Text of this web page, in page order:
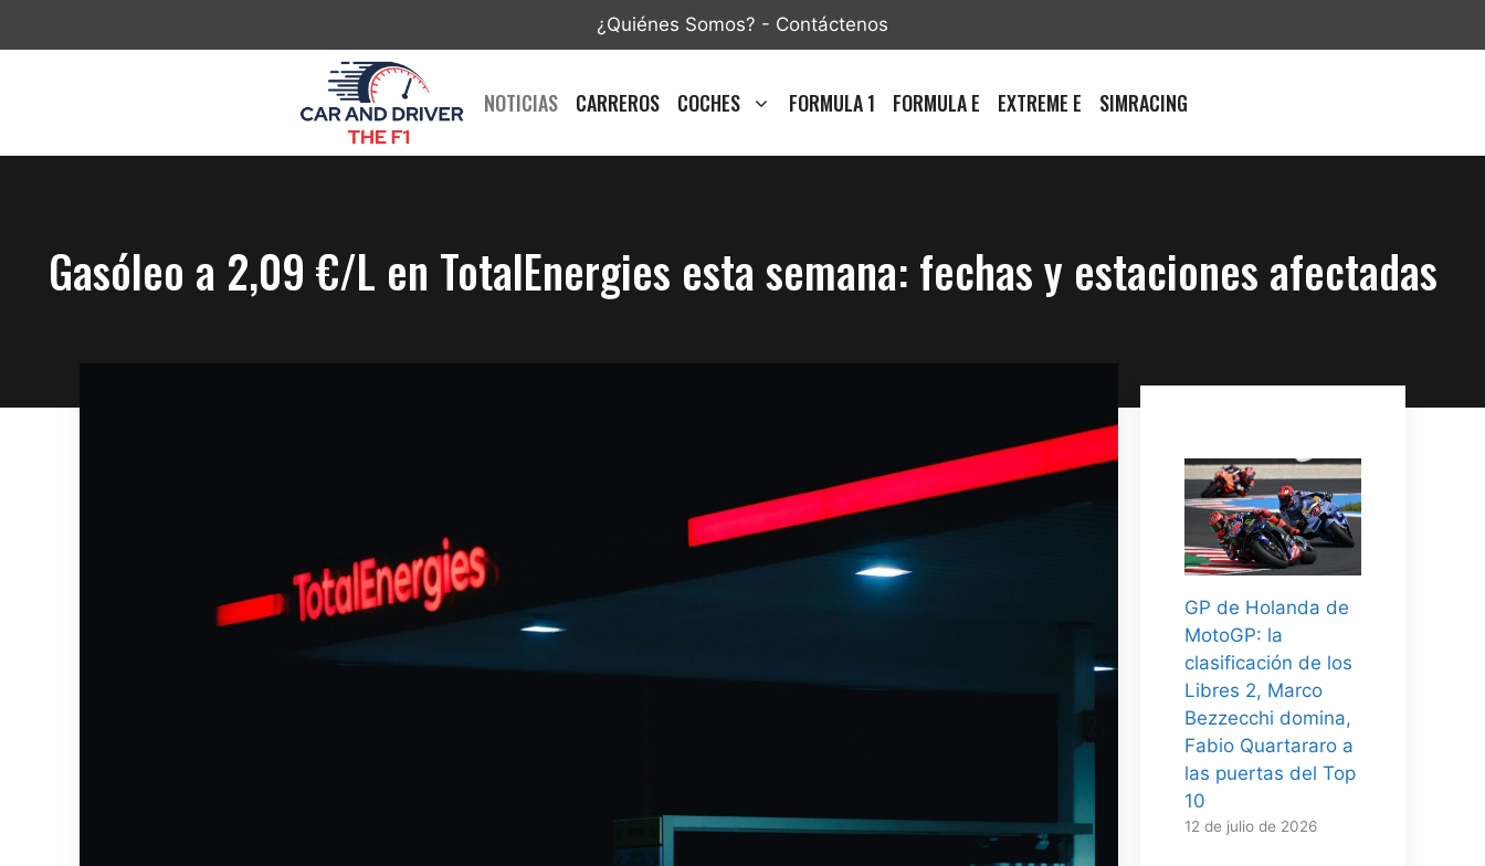
¿Quiénes Somos? - Contáctenos
NOTICIAS CARREROS COCHES FORMULA 1 FORMULA E EXTREME E SIMRACING
Gasóleo a 2,09 €/L en TotalEnergies esta semana: fechas y estaciones afectadas
GP de Holanda de
MotoGP: la
clasificación de los
Libres 2, Marco
Bezzecchi domina,
Fabio Quartararo a
las puertas del Top
10
12 de julio de 2026